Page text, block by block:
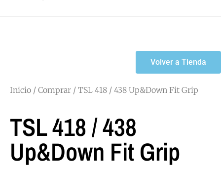
Volver a Tienda
Inicio / Comprar / TSL 418 / 438 Up&Down Fit Grip
TSL 418 / 438
Up&Down Fit Grip